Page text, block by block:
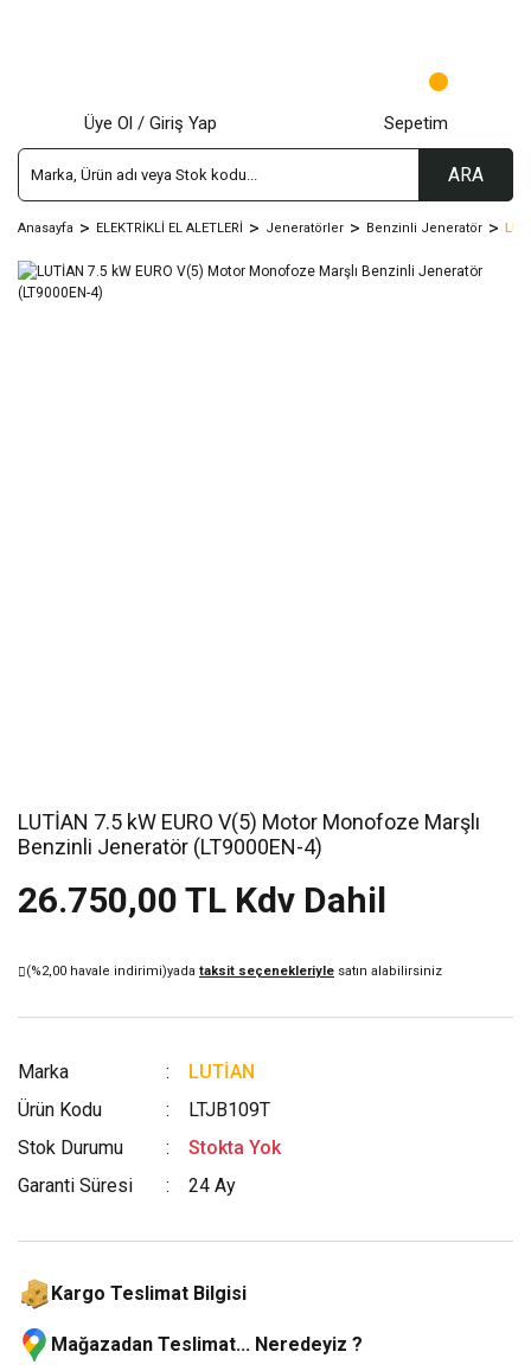
ARA
Üye Ol / Giriş Yap Sepetim
Anasayfa ELEKTRİKLİ EL ALETLERİ Jeneratörler Benzinli Jeneratör
LUTİAN 7.5 kW EURO V(5) Motor Monofoze Marşlı
Benzinli Jeneratör (LT9000EN-4)
26.750,00 TL Kdv Dahil
(%2,00 havale indirimi)yada taksit seçenekleriyle satın alabilirsiniz
Marka
LUTİAN
Ürün Kodu
LTJB109T
Stok Durumu
Stokta Yok
Garanti Süresi
24 Ay
Kargo Teslimat Bilgisi
Mağazadan Teslimat... Neredeyiz ?